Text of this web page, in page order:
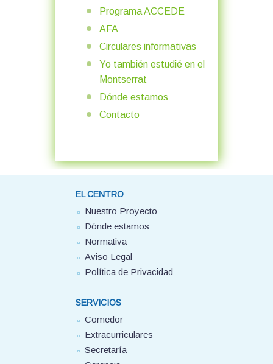
Programa ACCEDE
AFA
Circulares informativas
Yo también estudié en el
Montserrat
Dónde estamos
Contacto
EL CENTRO
Nuestro Proyecto
Dónde estamos
Normativa
Aviso Legal
Política de Privacidad
SERVICIOS
Comedor
Extracurriculares
Secretaría